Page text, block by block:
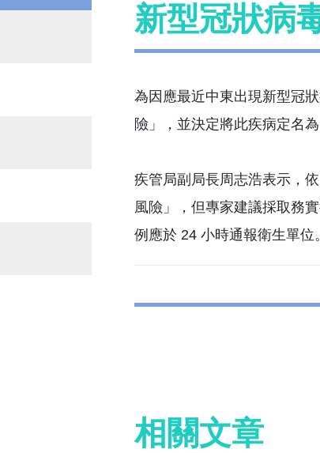
新型冠狀病
為因應最近中東出現新型冠
險」，並決定將此疾病定名
疾管局副局長周志浩表示，
風險」，但專家建議採取務
例應於 24 小時通報衛生單位。
相關文章